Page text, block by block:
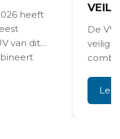
heeft
van dit
De
Assist,...